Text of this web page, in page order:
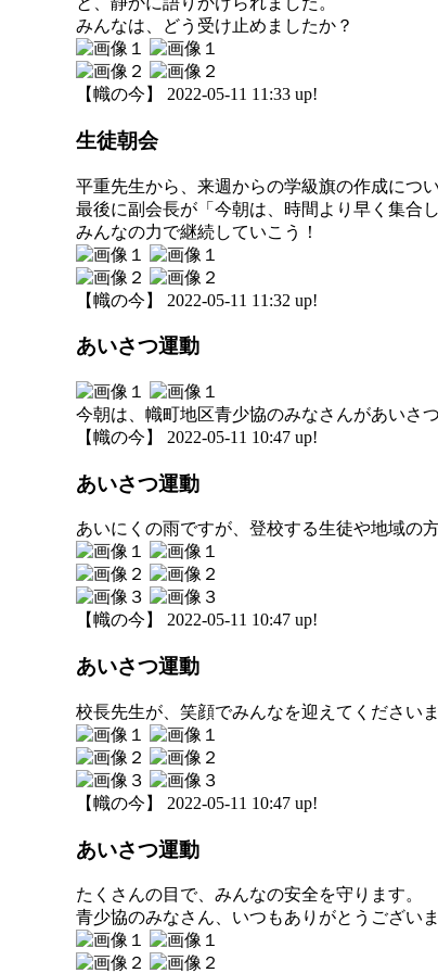
みんなは、どう受け止めましたか？
【幟の今】 2022-05-11 11:33 up!
生徒朝会
平重先生から、来週からの学級旗の作成につ
最後に副会長が「今朝は、時間より早く集合
みんなの力で継続していこう！
【幟の今】 2022-05-11 11:32 up!
あいさつ運動
今朝は、幟町地区青少協のみなさんがあいさ
【幟の今】 2022-05-11 10:47 up!
あいさつ運動
あいにくの雨ですが、登校する生徒や地域の
【幟の今】 2022-05-11 10:47 up!
あいさつ運動
校長先生が、笑顔でみんなを迎えてくださいま
【幟の今】 2022-05-11 10:47 up!
あいさつ運動
たくさんの目で、みんなの安全を守ります。
青少協のみなさん、いつもありがとうございま